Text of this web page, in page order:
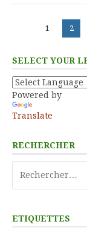
Page
1 Page
2
SELECT YOUR
Powered by
Translate
RECHERCHER
ETIQUETTES